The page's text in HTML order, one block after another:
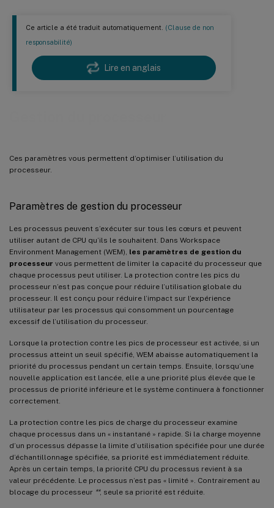
Ce article a été traduit automatiquement. (Clause de non
responsabilité)
Lire en anglais
Ces paramètres vous permettent d’optimiser l’utilisation du
processeur.
Paramètres de gestion du processeur
Les processus peuvent s’exécuter sur tous les cœurs et peuvent
utiliser autant de CPU qu’ils le souhaitent. Dans Workspace
Environment Management (WEM), les paramètres de gestion du
processeur vous permettent de limiter la capacité du processeur que
chaque processus peut utiliser. La protection contre les pics du
processeur n’est pas conçue pour réduire l’utilisation globale du
processeur. Il est conçu pour réduire l’impact sur l’expérience
utilisateur par les processus qui consomment un pourcentage
excessif de l’utilisation du processeur.
Lorsque la protection contre les pics de processeur est activée, si un
processus atteint un seuil spécifié, WEM abaisse automatiquement la
priorité du processus pendant un certain temps. Ensuite, lorsqu’une
nouvelle application est lancée, elle a une priorité plus élevée que le
processus de priorité inférieure et le système continuera à fonctionner
correctement.
La protection contre les pics de charge du processeur examine
chaque processus dans un « instantané » rapide. Si la charge moyenne
d’un processus dépasse la limite d’utilisation spécifiée pour une durée
d’échantillonnage spécifiée, sa priorité est immédiatement réduite.
Après un certain temps, la priorité CPU du processus revient à sa
valeur précédente. Le processus n’est pas « limité ». Contrairement au
blocage du processeur **, seule sa priorité est réduite.